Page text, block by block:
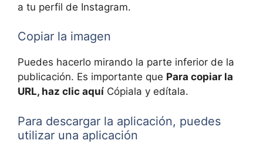
a tu perfil de Instagram.
Copiar la imagen
Puedes hacerlo mirando la parte inferior de la
publicación. Es importante que Para copiar la
URL, haz clic aquí Cópiala y edítala.
Para descargar la aplicación, puedes
utilizar una aplicación